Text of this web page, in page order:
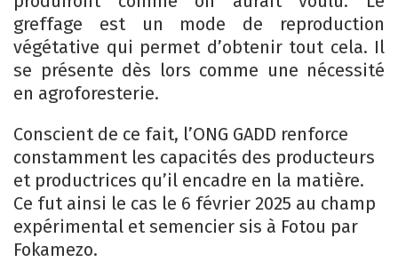
greffage est un mode de reproduction
végétative qui permet d’obtenir tout cela. Il
se présente dès lors comme une nécessité
en agroforesterie.
Conscient de ce fait, l’ONG GADD renforce
constamment les capacités des producteurs
et productrices qu’il encadre en la matière.
Ce fut ainsi le cas le 6 février 2025 au champ
expérimental et semencier sis à Fotou par
Fokamezo.